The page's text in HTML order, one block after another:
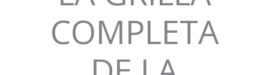
COMPLETA